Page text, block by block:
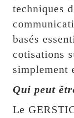
techniques
basés
cotisations
simplement
Qui peut
Le